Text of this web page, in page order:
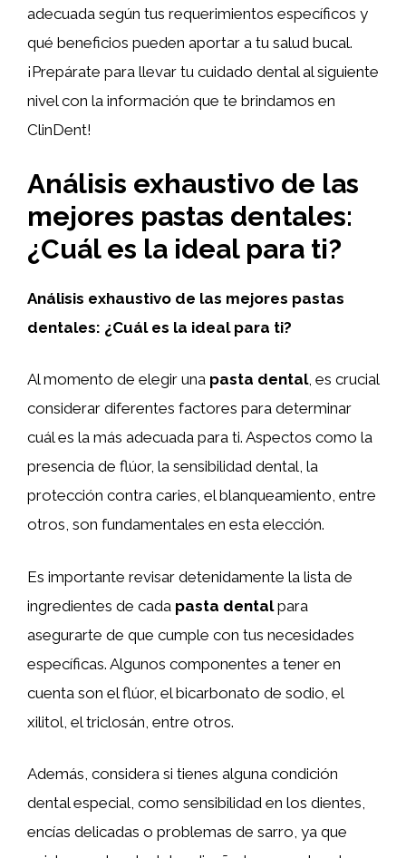
adecuada según tus requerimientos específicos y
qué beneficios pueden aportar a tu salud bucal.
¡Prepárate para llevar tu cuidado dental al siguiente
nivel con la información que te brindamos en
ClinDent!
Análisis exhaustivo de las
mejores pastas dentales:
¿Cuál es la ideal para ti?
Análisis exhaustivo de las mejores pastas
dentales: ¿Cuál es la ideal para ti?
Al momento de elegir una pasta dental, es crucial
considerar diferentes factores para determinar
cuál es la más adecuada para ti. Aspectos como la
presencia de flúor, la sensibilidad dental, la
protección contra caries, el blanqueamiento, entre
otros, son fundamentales en esta elección.
Es importante revisar detenidamente la lista de
ingredientes de cada pasta dentalpara
asegurarte de que cumple con tus necesidades
específicas. Algunos componentes a tener en
cuenta son el flúor, el bicarbonato de sodio, el
xilitol, el triclosán, entre otros.
Además, considera si tienes alguna condición
dental especial, como sensibilidad en los dientes,
encías delicadas o problemas de sarro, ya que